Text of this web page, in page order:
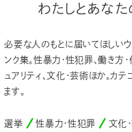
わたしとあなた
必要な人のもとに届いてほしい
ンク集。性暴力・性犯罪、働き方
ュアリティ、文化・芸術ほか。カ
ます。
選挙 性暴力・性犯罪
文化